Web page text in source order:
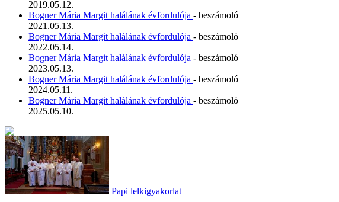
2019.05.12.
Bogner Mária Margit halálának évfordulója - beszámoló
2021.05.13.
Bogner Mária Margit halálának évfordulója - beszámoló
2022.05.14.
Bogner Mária Margit halálának évfordulója - beszámoló
2023.05.13.
Bogner Mária Margit halálának évfordulója - beszámoló
2024.05.11.
Bogner Mária Margit halálának évfordulója - beszámoló
2025.05.10.
Papi lelkigyakorlat